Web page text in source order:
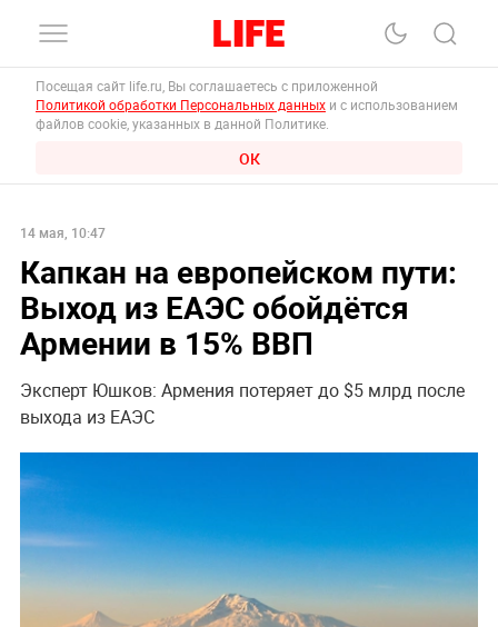
Посещая сайт life.ru, Вы соглашаетесь с приложенной
Политикой обработки Персональных данных и с использованием
файлов cookie, указанных в данной Политике.
ОК
14 мая, 10:47
Капкан на европейском пути:
Выход из ЕАЭС обойдётся
Армении в 15% ВВП
Эксперт Юшков: Армения потеряет до $5 млрд после
выхода из ЕАЭС